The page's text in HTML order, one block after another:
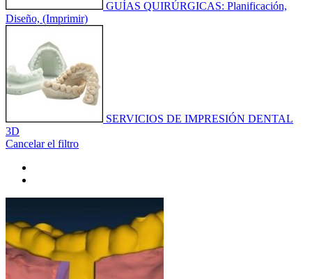
GUÍAS QUIRÚRGICAS: Planificación,
Diseño, (Imprimir)
SERVICIOS DE IMPRESIÓN DENTAL
3D
Cancelar el filtro